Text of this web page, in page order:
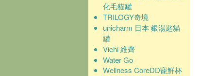
化毛貓罐
TRILOGY奇境
unicharm 日本 銀湯匙貓
罐
Vichi 維齊
Water Go
Wellness CoreDD寵鮮杯